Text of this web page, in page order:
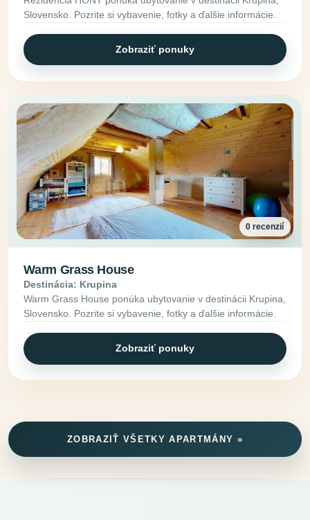
Slovensko. Pozrite si vybavenie, fotky a ďalšie informácie.
Zobraziť ponuky
0 recenzií
Warm Grass House
Destinácia: Krupina
Warm Grass House ponúka ubytovanie v destinácii Krupina,
Slovensko. Pozrite si vybavenie, fotky a ďalšie informácie.
Zobraziť ponuky
ZOBRAZIŤ VŠETKY APARTMÁNY »